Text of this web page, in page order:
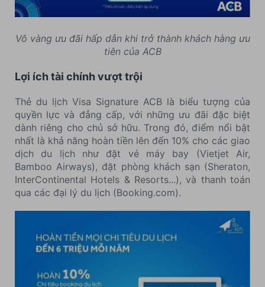
Vô vàng ưu đãi hấp dẫn khi trở thành khách hàng ưu
tiên của ACB
Lợi ích tài chính vượt trội
Thẻ du lịch Visa Signature ACB là biểu tượng của
quyền lực và đẳng cấp, với những ưu đãi đặc biệt
dành riêng cho chủ sở hữu. Trong đó, điểm nổi bật
nhất là khả năng hoàn tiền lên đến 10% cho các giao
dịch du lịch như đặt vé máy bay (Vietjet Air,
Bamboo Airways), đặt phòng khách sạn (Sheraton,
InterContinental Hotels & Resorts...), và thanh toán
qua các đại lý du lịch (Booking.com).